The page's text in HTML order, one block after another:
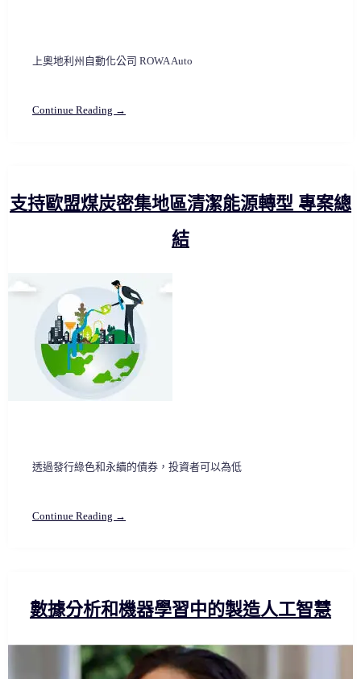
上奧地利州自動化公司 ROWA Auto
Continue Reading →
支持歐盟煤炭密集地區清潔能源轉型 專案總
結
透過發行綠色和永續的債券，投資者可以為低
Continue Reading →
數據分析和機器學習中的製造人工智慧​